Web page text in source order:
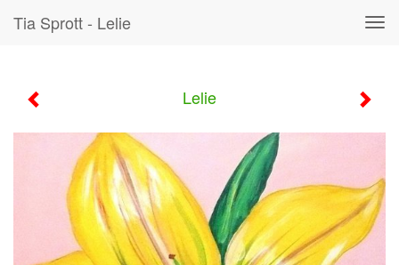
Tia Sprott - Lelie
Lelie